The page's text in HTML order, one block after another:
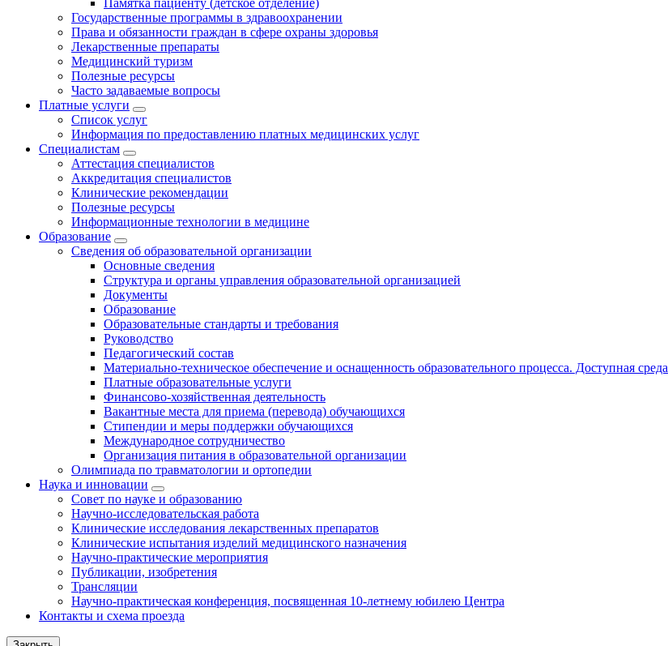
Памятка пациенту (детское отделение)
Государственные программы в здравоохранении
Права и обязанности граждан в сфере охраны здоровья
Лекарственные препараты
Медицинский туризм
Полезные ресурсы
Часто задаваемые вопросы
Платные услуги
Список услуг
Информация по предоставлению платных медицинских услуг
Специалистам
Аттестация специалистов
Аккредитация специалистов
Клинические рекомендации
Полезные ресурсы
Информационные технологии в медицине
Образование
Сведения об образовательной организации
Основные сведения
Структура и органы управления образовательной организацией
Документы
Образование
Образовательные стандарты и требования
Руководство
Педагогический состав
Материально-техническое обеспечение и оснащенность образовательного процесса. Доступная среда
Платные образовательные услуги
Финансово-хозяйственная деятельность
Вакантные места для приема (перевода) обучающихся
Стипендии и меры поддержки обучающихся
Международное сотрудничество
Организация питания в образовательной организации
Олимпиада по травматологии и ортопедии
Наука и инновации
Совет по науке и образованию
Научно-исследовательская работа
Клинические исследования лекарственных препаратов
Клинические испытания изделий медицинского назначения
Научно-практические мероприятия
Публикации, изобретения
Трансляции
Научно-практическая конференция, посвященная 10-летнему юбилею Центра
Контакты и схема проезда